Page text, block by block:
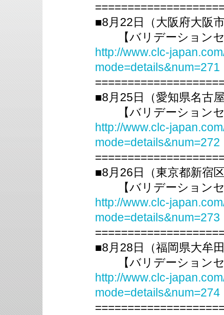
■8月22日（大阪府大阪
【バリデーションセ
http://www.clc-
mode=details&num=271
■8月25日（愛知県名古
【バリデーションセ
http://www.clc-
mode=details&num=272
■8月26日（東京都新宿
【バリデーションセ
http://www.clc-
mode=details&num=273
■8月28日（福岡県大牟
【バリデーションセ
http://www.clc-
mode=details&num=274